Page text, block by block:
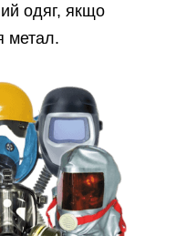
одяг, якщо
метал.